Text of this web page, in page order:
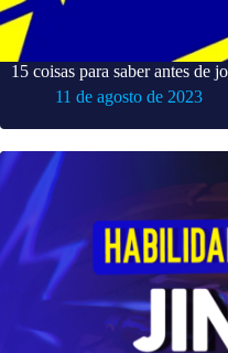
15 coisas para saber antes de
11 de agosto de 2023